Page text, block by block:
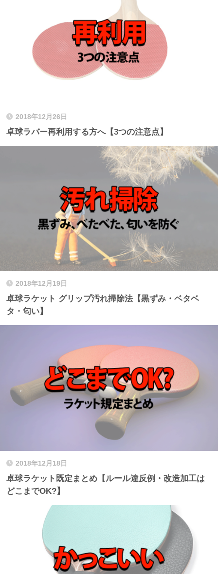
2018年12月26日
卓球ラバー再利用する方へ【3つの注意点】
2018年12月19日
卓球ラケット グリップ汚れ掃除法【黒ずみ・ベタベ
タ・匂い】
2018年12月18日
卓球ラケット既定まとめ【ルール違反例・改造加工は
どこまでOK?】